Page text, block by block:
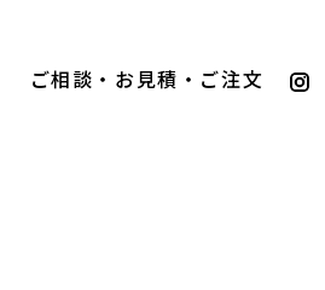
ご相談・お見積・ご注文